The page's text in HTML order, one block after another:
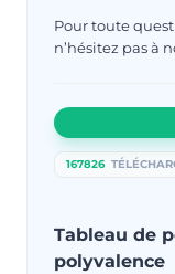
Pour toute
n’hésitez pas à
167826
Tableau de
polyvalence